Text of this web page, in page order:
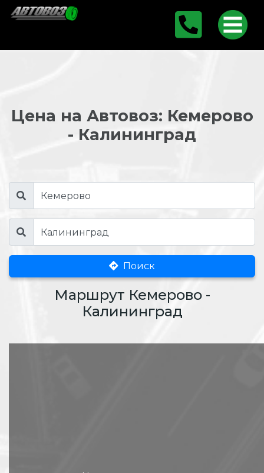
Цена на Автовоз: Кемерово
- Калининград
Поиск
Маршрут Кемерово -
Калининград